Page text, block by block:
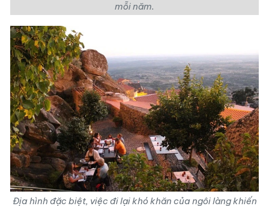
mỗi năm.
Địa hình đặc biệt, việc đi lại khó khăn của ngôi làng khiến